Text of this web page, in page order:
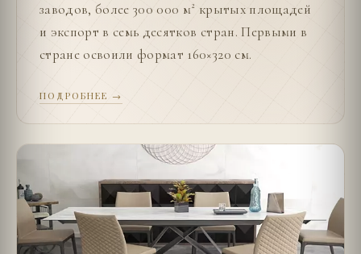
заводов, более 300 000 м² крытых площадей
и экспорт в семь десятков стран. Первыми в
стране освоили формат 160×320 см.
ПОДРОБНЕЕ →